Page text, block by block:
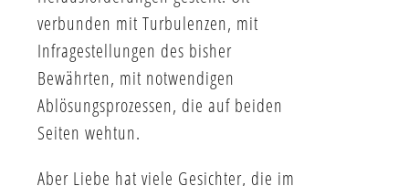
verbunden mit Turbulenzen, mit
Infragestellungen des bisher
Bewährten, mit notwendigen
Ablösungsprozessen, die auf beiden
Seiten wehtun.
Aber Liebe hat viele Gesichter, die im